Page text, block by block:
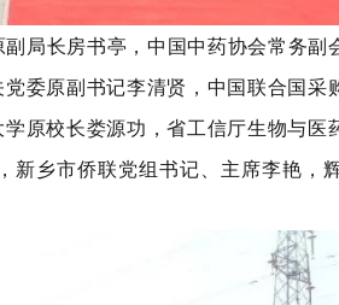
局长房书亭，中国中药协会常务副
委原副书记李清贤，中国联合国采
原校长娄源功，省工信厅生物与医
乡市侨联党组书记、主席李艳，